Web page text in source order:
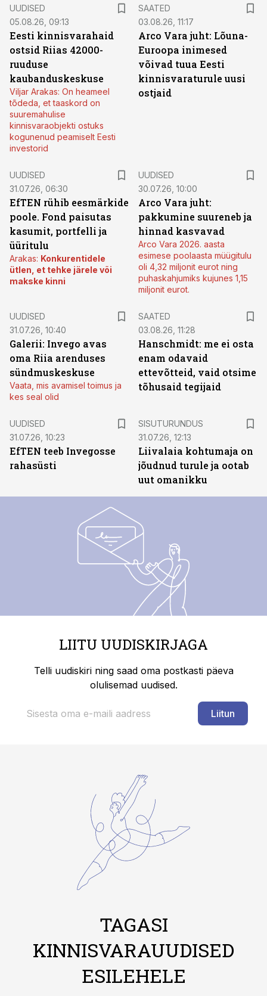
UUDISED
05.08.26, 09:13
Eesti kinnisvarahaid
ostsid Riias 42000-
ruuduse
kaubanduskeskuse
Viljar Arakas: On heameel
tõdeda, et taaskord on
suuremahulise
kinnisvaraobjekti ostuks
kogunenud peamiselt Eesti
investorid
SAATED
03.08.26, 11:17
Arco Vara juht: Lõuna-
Euroopa inimesed
võivad tuua Eesti
kinnisvaraturule uusi
ostjaid
UUDISED
31.07.26, 06:30
EfTEN rühib eesmärkide
poole. Fond paisutas
kasumit, portfelli ja
üüritulu
Arakas: Konkurentidele
ütlen, et tehke järele või
makske kinni
UUDISED
30.07.26, 10:00
Arco Vara juht:
pakkumine suureneb ja
hinnad kasvavad
Arco Vara 2026. aasta
esimese poolaasta müügitulu
oli 4,32 miljonit eurot ning
puhaskahjumiks kujunes 1,15
miljonit eurot.
UUDISED
31.07.26, 10:40
Galerii: Invego avas
oma Riia arenduses
sündmuskeskuse
Vaata, mis avamisel toimus ja
kes seal olid
SAATED
03.08.26, 11:28
Hanschmidt: me ei osta
enam odavaid
ettevõtteid, vaid otsime
tõhusaid tegijaid
UUDISED
31.07.26, 10:23
EfTEN teeb Invegosse
rahasüsti
SISUTURUNDUS
31.07.26, 12:13
Liivalaia kohtumaja on
jõudnud turule ja ootab
uut omanikku
LIITU UUDISKIRJAGA
Telli uudiskiri ning saad oma postkasti päeva
olulisemad uudised.
Liitun
TAGASI
KINNISVARAUUDISED
ESILEHELE